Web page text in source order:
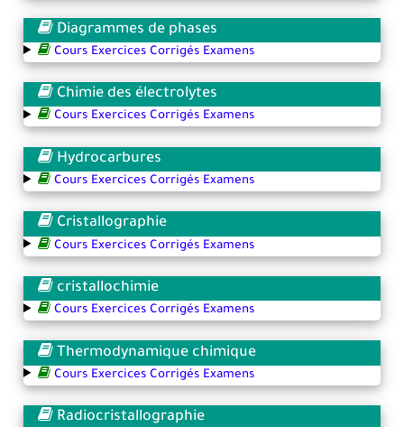
Diagrammes de phases
Cours Exercices Corrigés Examens
Chimie des électrolytes
Cours Exercices Corrigés Examens
Hydrocarbures
Cours Exercices Corrigés Examens
Cristallographie
Cours Exercices Corrigés Examens
cristallochimie
Cours Exercices Corrigés Examens
Thermodynamique chimique
Cours Exercices Corrigés Examens
Radiocristallographie